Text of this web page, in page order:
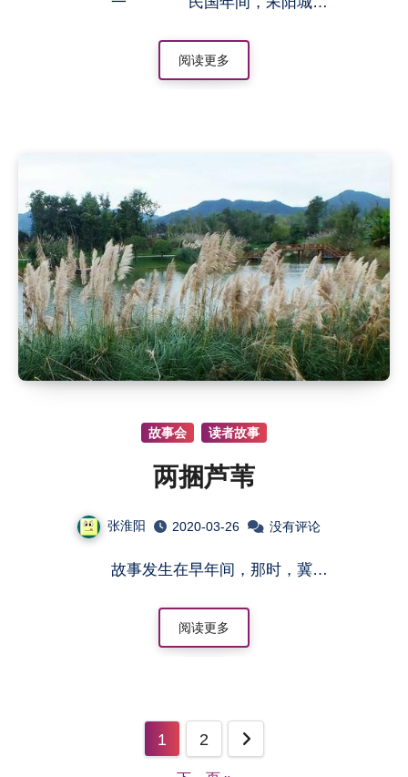
阅读更多
故事会 读者故事
两捆芦苇
张淮阳 2020-03-26 没有评论
故事发生在早年间，那时，冀…
阅读更多
1 2